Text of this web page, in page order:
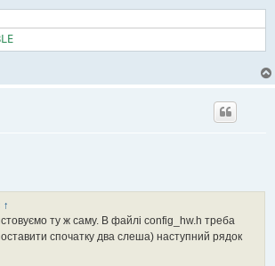
↑
ту ж саму. В файлі config_hw.h треба
спочатку два слеша) наступний рядок